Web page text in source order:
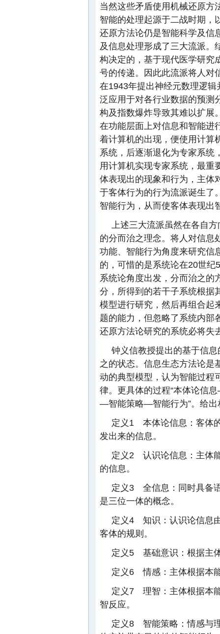
当然这些矛盾使用机械还原方
智能的处理起源于二战时期，
还原方法论仍是智能科学及信
及信息处理形成了三大流派。
构决定的，基于现代医学研究
号的传递。因此此流派将人对
在1943年提出神经元数理逻
泛应用于对各行业数据的预测
构及指数爆炸导致其难以扩展
在功能层面上对信息和智能进
着计算机的出现，便使用计算
系统，后逐渐退化为专家系统
用计算机实现专家系统，最重
体表现出的现象和行为，主体
于客体行为的行为流派诞生了
智能行为，从而使客体表现出
上述三大流派虽然在各自
的分而治之理念。将人对信息
功能、智能行为角度来研究信
的，可惜的是系统论在20世
系统论角度出发，分而治之的
分，所得到的若干子系统根据
模型进行研究，然后再组合起
题的能力，但忽略了系统内部
还原方法论研究的系统必将失
钟义信教授提出的基于信
之的状态。信息生态方法论是
动的典型模型，认为智能过程
律。更具体的过程“本体论
—智能策略—智能行为”。给出
定义1 本体论信息：客体
发出来的信息。
定义2 认识论信息：主体
的信息。
定义3 全信息：同时具备
是三位一体的概念。
定义4 知识：认识论信息
客体的规则。
定义5 基础意识：根据主
定义6 情感：主体根据本
定义7 理智：主体根据本
智反应。
定义8 智能策略：情感与